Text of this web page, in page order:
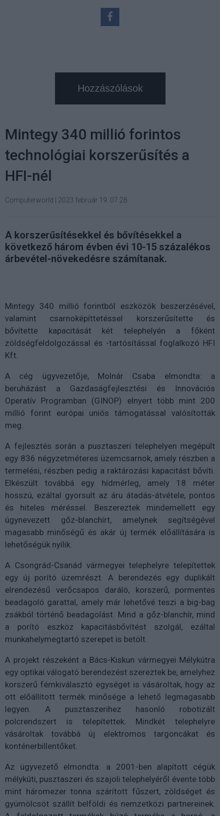
Hozzászólások
Mintegy 340 millió forintos
technológiai korszerűsítés a
HFI-nél
Computerworld 2023 február 19. 07:28
A korszerűsítésekkel és bővítésekkel a
következő három évben évi 10-15 százalékos
árbevétel-növekedésre számítanak.
Mintegy 340 millió forintból eszközök beszerzésével,
valamint csarnoképíttetéssel korszerűsítette és
bővítette kapacitását két telephelyén a főként
zöldségfeldolgozással és -tartósítással foglalkozó HFI
Kft.
A cég ügyvezetője, Molnár Csaba elmondta: a
beruházást a Gazdaságfejlesztési és Innovációs
Operatív Programban (GINOP) elnyert több mint 200
millió forint európai uniós támogatással valósították
meg.
A fejlesztés során a pusztaszeri telephelyen megépült
egy 836 négyzetméteres üzemcsarnok, amely részben a
termelési, részben pedig a raktározási kapacitást bővíti.
Elkészült továbbá egy hídmérleg, amely 18 méter
hosszú, ezáltal gyorsult az áru átadás-átvétele, pontos
és hiteles méréssel. Beszereztek mindemellett egy
úgynevezett gőz-blanchírt, amelynek segítségével
magasabb minőségű és akár új termék előállítására is
lehetőségük nyílik.
A Csongrád-Csanád vármegyei telephelyre telepítettek
egy új porító üzemrészt. A berendezés egy duplikált
elrendezésű verőcsapos daráló, korszerű, pormentes
beadagoló garattal, amely már lehetővé teszi a big-bag
zsákból történő beadagolást. Mind a gőz-blanchír, mind
a porító eszköz kapacitásbővítést szolgál, ezáltal
munkahelymegtartó szerepet is betölt.
A projekt részeként a Bács-Kiskun vármegyei Mélykútra
egy optikai válogató berendezést szereztek be, amelyhez
korszerű fémkiválasztó egységet is vásároltak, hogy az
ott előállított termék minősége a lehető legmagasabb
legyen. A pusztaszerihez hasonló robotizált
polcrendszert is telepítettek. Mindkét telephelyre
vásároltak továbbá új elektromos targoncákat és
konténerbillentőket.
Az ügyvezető elmondta: a 2001-ben alapított cégük
mélykúti, pusztaszeri és szajoli telephelyéről évente több
mint háromezer tonna szárított fűszert, zöldséget és
gyümölcsöt szállít belföldi és nemzetközi partnereinek.